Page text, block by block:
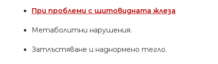
При проблеми с щитовидната жлеза
Метаболитни нарушения.
Затлъстяване и наднормено тегло.